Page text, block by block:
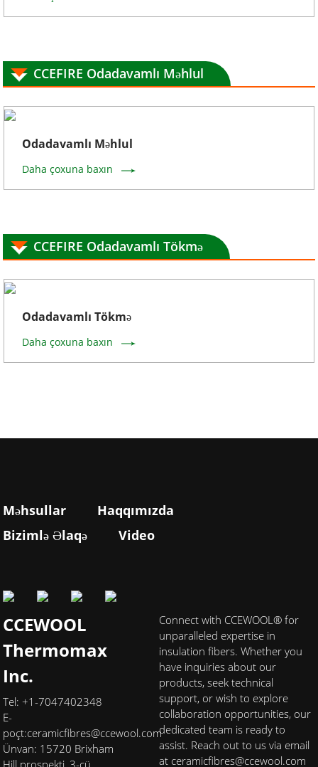
CCEFIRE Odadavamlı Məhlul
Odadavamlı Məhlul
Daha çoxuna baxın
CCEFIRE Odadavamlı Tökmə
Odadavamlı Tökmə
Daha çoxuna baxın
Məhsullar
Haqqımızda
Bizimlə Əlaqə
Video
CCEWOOL
Thermomax
Inc.
Tel: +1-7047402348
E-
poçt:ceramicfibres@ccewool.com
Ünvan: 15720 Brixham
Hill prospekti, 3-cü
Connect with CCEWOOL® for
unparalleled expertise in
insulation fibers. Whether you
have inquiries about our
products, seek technical
support, or wish to explore
collaboration opportunities, our
dedicated team is ready to
assist. Reach out to us via email
at ceramicfibres@ccewool.com